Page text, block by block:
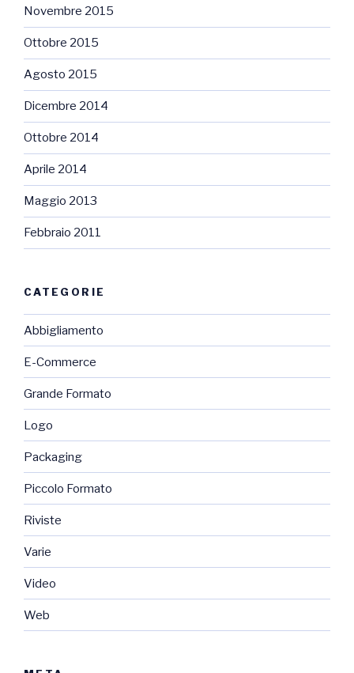
Novembre 2015
Ottobre 2015
Agosto 2015
Dicembre 2014
Ottobre 2014
Aprile 2014
Maggio 2013
Febbraio 2011
CATEGORIE
Abbigliamento
E-Commerce
Grande Formato
Logo
Packaging
Piccolo Formato
Riviste
Varie
Video
Web